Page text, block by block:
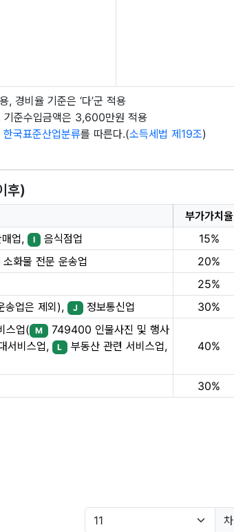
경비율 기준은 ‘다’군 적용
준수입금액은 3,600만원 적용
한국표준산업분류를 따른다.(소득세법 제19조)
후)
부가가치율
매업, I 음식점업 15%
소화물 전문 운송업 20%
25%
송업은 제외), J 정보통신업 30%
스업( M 749400 인물사진 및 행사
서비스업, L 부동산 관련 서비스업, 40%
30%
차